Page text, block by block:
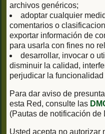
archivos genéricos;
adoptar cualquier
comentarios o
exportar información de
para usarla con fines no
desarrollar, invocar o
disminuir la calidad,
perjudicar la funcionalidad
Para dar aviso de
esta Red, consulte las
(Pautas de notificación de
Usted acepta no autorizar